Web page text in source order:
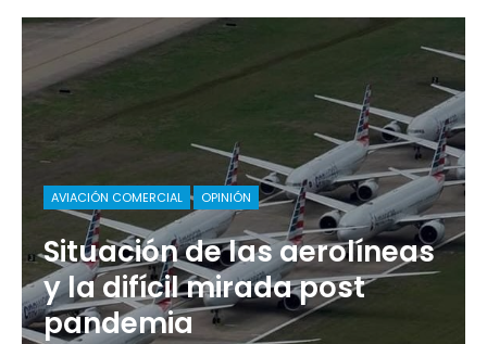
AVIACIÓN COMERCIAL OPINIÓN
Situación de las aerolíneas
y la difícil mirada post
pandemia